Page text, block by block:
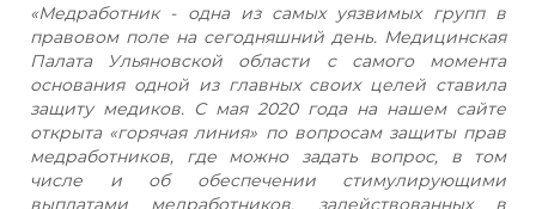
«Медработник - одна из самых уязвимых групп в
правовом поле на сегодняшний день. Медицинская
Палата Ульяновской области с самого момента
основания одной из главных своих целей ставила
защиту медиков. С мая 2020 года на нашем сайте
открыта «горячая линия» по вопросам защиты прав
медработников, где можно задать вопрос, в том
числе и об обеспечении стимулирующими
выплатами медработников, задействованных в